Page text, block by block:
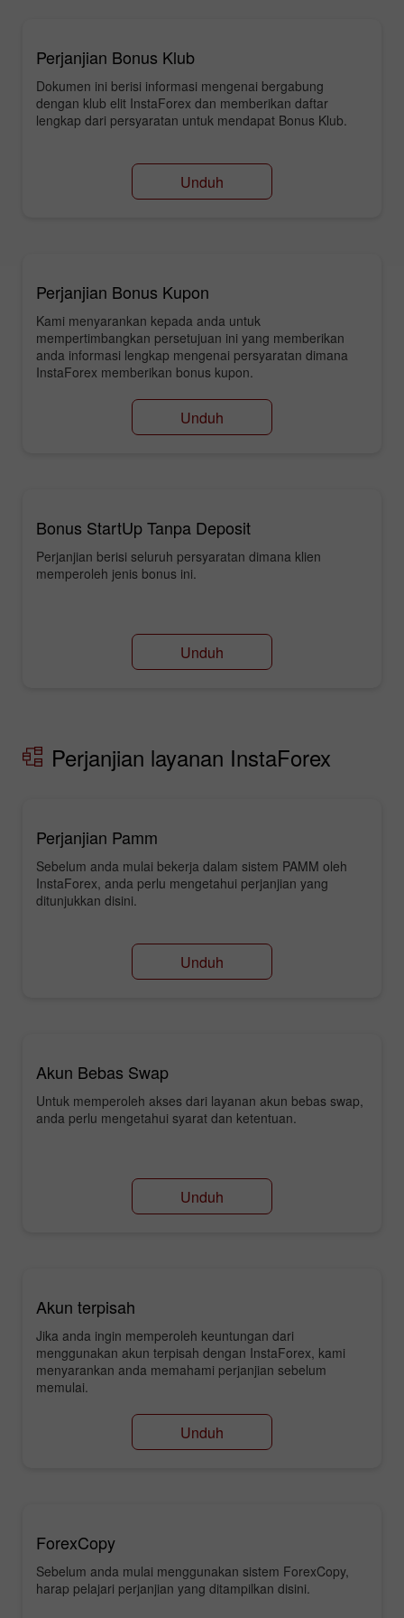
Perjanjian Bonus Klub
Dokumen ini berisi informasi mengenai bergabung
dengan klub elit InstaForex dan memberikan daftar
lengkap dari persyaratan untuk mendapat Bonus Klub.
Unduh
Perjanjian Bonus Kupon
Kami menyarankan kepada anda untuk
mempertimbangkan persetujuan ini yang memberikan
anda informasi lengkap mengenai persyaratan dimana
InstaForex memberikan bonus kupon.
Unduh
Bonus StartUp Tanpa Deposit
Perjanjian berisi seluruh persyaratan dimana klien
memperoleh jenis bonus ini.
Unduh
Perjanjian layanan InstaForex
Perjanjian Pamm
Sebelum anda mulai bekerja dalam sistem PAMM oleh
InstaForex, anda perlu mengetahui perjanjian yang
ditunjukkan disini.
Unduh
Akun Bebas Swap
Untuk memperoleh akses dari layanan akun bebas swap,
anda perlu mengetahui syarat dan ketentuan.
Unduh
Akun terpisah
Jika anda ingin memperoleh keuntungan dari
menggunakan akun terpisah dengan InstaForex, kami
menyarankan anda memahami perjanjian sebelum
memulai.
Unduh
ForexCopy
Sebelum anda mulai menggunakan sistem ForexCopy,
harap pelajari perjanjian yang ditampilkan disini.